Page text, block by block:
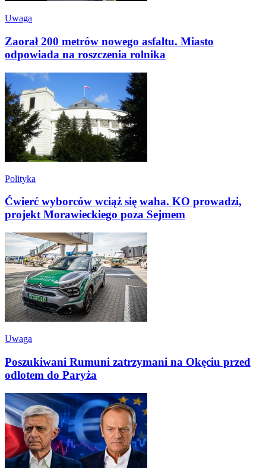
Uwaga
Zaorał 200 metrów nowego asfaltu. Miasto
odpowiada na roszczenia rolnika
Polityka
Ćwierć wyborców wciąż się waha. KO prowadzi,
projekt Morawieckiego poza Sejmem
Uwaga
Poszukiwani Rumuni zatrzymani na Okęciu przed
odlotem do Paryża